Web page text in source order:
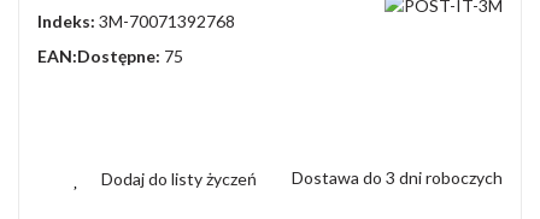
Indeks: 3M-70071392768
EAN:Dostępne: 75
Dostawa do 3 dni roboczych
Dodaj do listy życzeń